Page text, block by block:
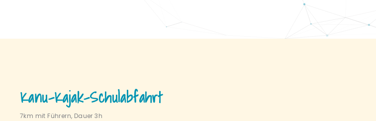
Kanu-Kajak-Schulabfahrt
7km mit Führern, Dauer 3h